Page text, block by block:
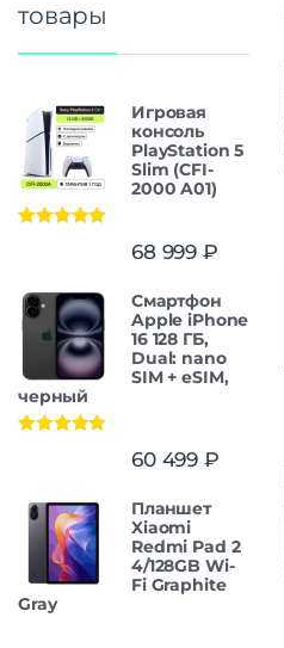
товары
Игровая
консоль
PlayStation 5
Slim (CFI-
2000 A01)
68 999 ₽
Смартфон
Apple iPhone
16 128 ГБ,
Dual: nano
SIM + eSIM,
черный
60 499 ₽
Планшет
Xiaomi
Redmi Pad 2
4/128GB Wi-
Fi Graphite
Gray